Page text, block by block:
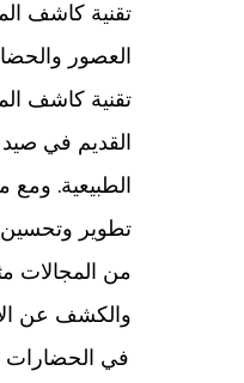
تقنية كاشف
العصور
تقنية كاشف
القديم في صيد
الطبيعية. ومع
تطوير
من المجالات
والكشف عن
في الحضارات